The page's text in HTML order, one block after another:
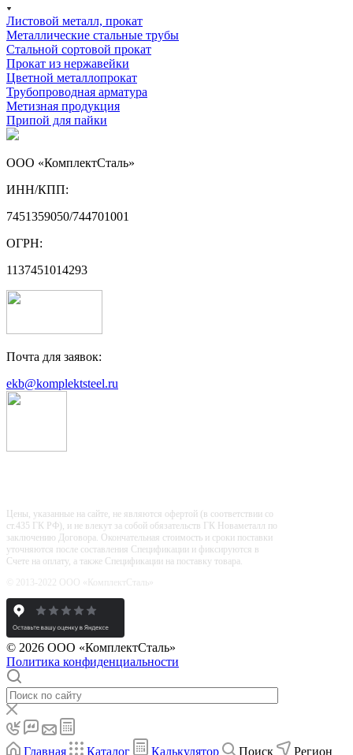
Листовой металл, прокат
Металлические стальные трубы
Стальной сортовой прокат
Прокат из нержавейки
Цветной металлопрокат
Трубопроводная арматура
Метизная продукция
Припой для пайки
ООО «КомплектСталь»
ИНН/КПП:
7451359050/744701001
ОГРН:
1137451014293
Почта для заявок:
ekb@komplektsteel.ru
Цены, указанные на сайте, не являются офертой (в соответствии со
ст.435 ГК РФ), и не влекут за собой обязательств ГК Новаметалл по
заключению Договора. Окончательная стоимость и сроки поставки
уточняются после составления Спецификации и фиксируются в
Счете на оплату, а также Спецификации на поставку товара.
© 2013-2022 ООО «КомплектСталь»
© 2026 ООО «КомплектСталь»
Политика конфиденциальности
Главная Каталог Калькулятор Поиск Регион